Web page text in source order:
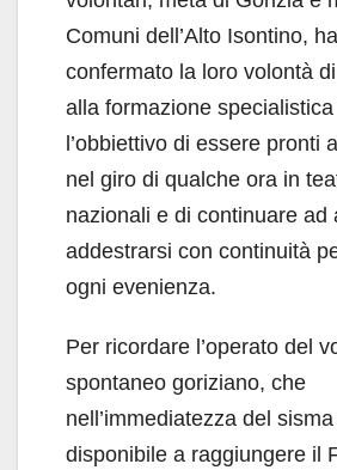
Comuni dell’Alto Isontino,
confermato la loro volontà
alla formazione specialistica
l’obbiettivo di essere pronti
nel giro di qualche ora in
nazionali e di continuare ad
addestrarsi con continuità
ogni evenienza.
Per ricordare l’operato del
spontaneo goriziano, che
nell’immediatezza del
disponibile a raggiungere il